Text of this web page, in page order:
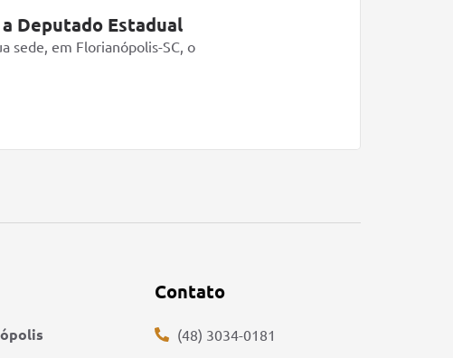
Deputado Estadual
sede, em Florianópolis-SC, o
Contato
(48) 3034-0181